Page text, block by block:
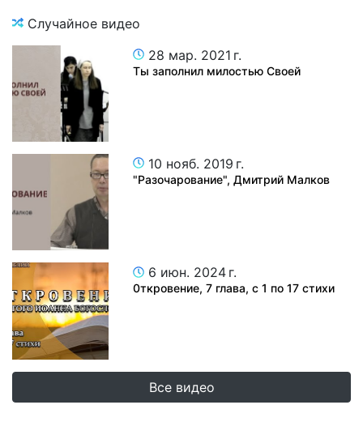
Случайное видео
28 мар. 2021 г.
Ты заполнил милостью Своей
10 нояб. 2019 г.
"Разочарование", Дмитрий Малков
6 июн. 2024 г.
0ткровение, 7 глава, с 1 по 17 стихи
Все видео